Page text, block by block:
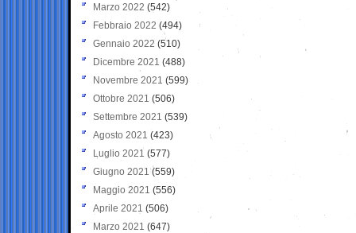
Marzo 2022 (542)
Febbraio 2022 (494)
Gennaio 2022 (510)
Dicembre 2021 (488)
Novembre 2021 (599)
Ottobre 2021 (506)
Settembre 2021 (539)
Agosto 2021 (423)
Luglio 2021 (577)
Giugno 2021(559)
Maggio 2021 (556)
Aprile 2021 (506)
Marzo 2021 (647)